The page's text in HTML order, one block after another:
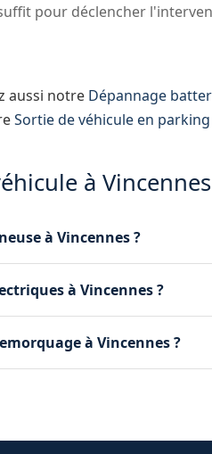
pour déclencher
aussi notre Dépannage
Sortie de véhicule en
à Vincennes
à Vincennes ?
Nous arrivons
à Vincennes ?
le moteur électrique et
à Vincennes ?